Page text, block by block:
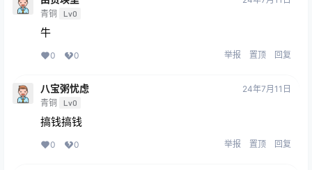
青铜 Lv0
牛
0 0 举报 置顶 回复
八宝粥忧虑
青铜 Lv0
24年7月11日
搞钱搞钱
0 0 举报 置顶 回复